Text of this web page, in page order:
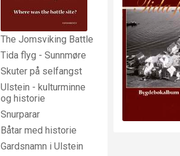
The Jomsviking Battle
Tida flyg - Sunnmøre
Skuter på selfangst
Ulstein - kulturminne
og historie
Snurparar
Båtar med historie
Gardsnamn i Ulstein